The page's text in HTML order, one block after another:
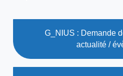
G_NIUS : Demande
actualité /